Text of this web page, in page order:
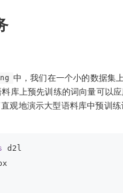
中，我们在一个小的数据集
库上预先训练的词向量可以
观地演示大型语料库中预训
d2l